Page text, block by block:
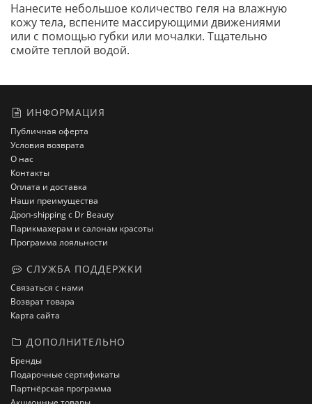
Нанесите небольшое количество геля на влажную
кожу тела, вспените массирующими движениями
или с помощью губки или мочалки. Тщательно
смойте теплой водой.
ИНФОРМАЦИЯ
Публичная оферта
Условия возврата
О нас
Контакты
Оплата и доставка
Наши преимущества
Дроп-shipping с Dr Beauty
Парикмахерам и салонам красоты
Программа лояльности
СЛУЖБА ПОДДЕРЖКИ
Связаться с нами
Возврат товара
Карта сайта
ДОПОЛНИТЕЛЬНО
Бренды
Подарочные сертификаты
Партнёрская программа